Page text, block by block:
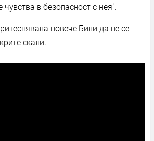
чувства в безопасност с нея".
повече Били да не се
скали.